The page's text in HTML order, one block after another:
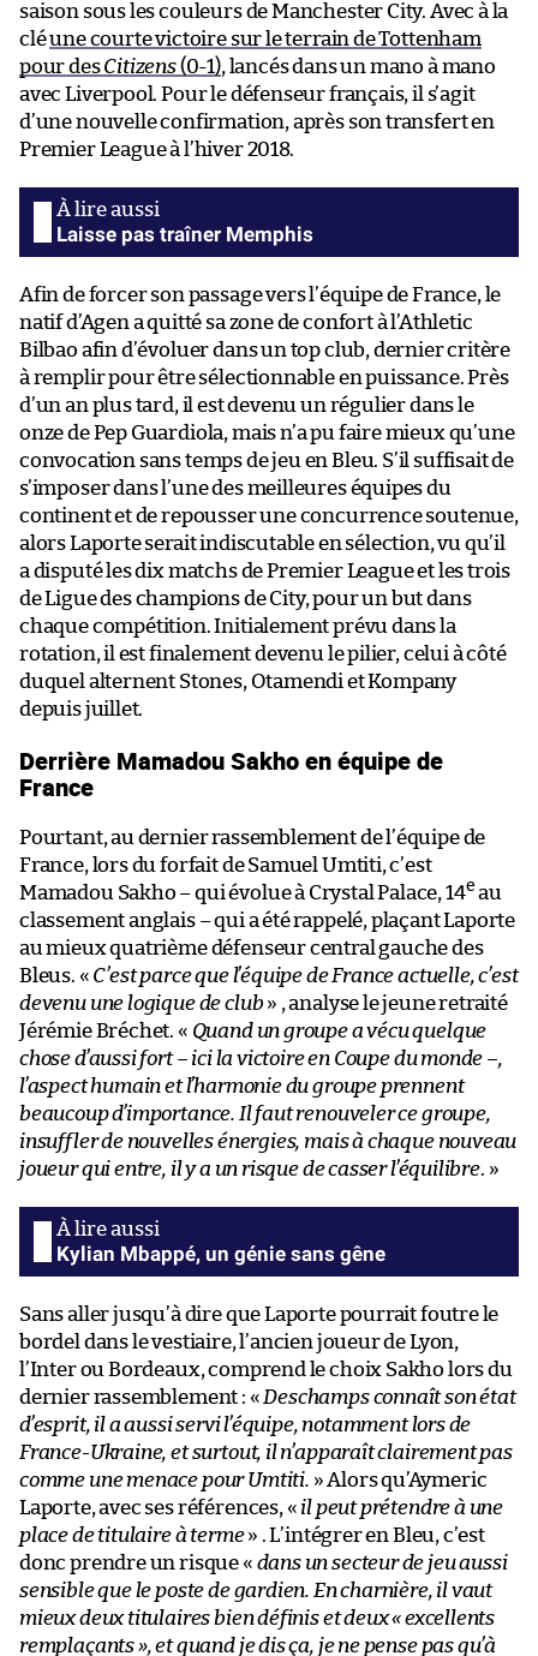
saison sous les couleurs de Manchester City. Avec à la
cléune courte victoire sur le terrain de Tottenham
pour desCitizens(0-1), lancés dans un mano à mano
avec Liverpool. Pour le défenseur français, il s’agit
d’une nouvelle confirmation, après son transfert en
Premier League à l’hiver 2018.
Laisse pas traîner Memphis
Afin de forcer son passage vers l’équipe de France, le
natif d’Agen a quitté sa zone de confort à l’Athletic
Bilbao afin d’évoluer dans un top club, dernier critère
à remplir pour être sélectionnable en puissance. Près
d’un an plus tard, il est devenu un régulier dans le
onze de Pep Guardiola, mais n’a pu faire mieux qu’une
convocation sans temps de jeu en Bleu. S’il suffisait de
s’imposer dans l’une des meilleures équipes du
continent et de repousser une concurrence soutenue,
alors Laporte serait indiscutable en sélection, vu qu’il
a disputé les dix matchs de Premier League et les trois
de Ligue des champions de City, pour un but dans
chaque compétition. Initialement prévu dans la
rotation, il est finalement devenu le pilier, celui à côté
duquel alternent Stones, Otamendi et Kompany
depuis juillet.
Derrière Mamadou Sakho en équipe de
France
Pourtant, au dernier rassemblement de l’équipe de
France, lors du forfait de Samuel Umtiti, c’est
Mamadou Sakho – qui évolue à Crystal Palace, 14e au
classement anglais – qui a été rappelé, plaçant Laporte
au mieux quatrième défenseur central gauche des
Bleus. « C’est parce que l’équipe de France actuelle, c’est
devenu une logique de club » , analyse le jeune retraité
Jérémie Bréchet. « Quand un groupe a vécu quelque
chose d’aussi fort – ici la victoire en Coupe du monde –,
l’aspect humain et l’harmonie du groupe prennent
beaucoup d’importance. Il faut renouveler ce groupe,
insuffler de nouvelles énergies, mais à chaque nouveau
joueur qui entre, il y a un risque de casser l’équilibre. »
Kylian Mbappé, un génie sans gêne
Sans aller jusqu’à dire que Laporte pourrait foutre le
bordel dans le vestiaire, l’ancien joueur de Lyon,
l’Inter ou Bordeaux, comprend le choix Sakho lors du
dernier rassemblement : «Deschamps connaît son état
d’esprit, il a aussi servi l’équipe, notamment lors de
France-Ukraine, et surtout, il n’apparaît clairement pas
comme une menace pour Umtiti. » Alors qu’Aymeric
Laporte, avec ses références, « il peut prétendre à une
place de titulaire à terme» . L’intégrer en Bleu, c’est
donc prendre un risque « dans un secteur de jeu aussi
sensible que le poste de gardien. En charnière, il vaut
mieux deux titulaires bien définis et deux « excellents
remplaçants », et quand je dis ça, je ne pense pas qu’à